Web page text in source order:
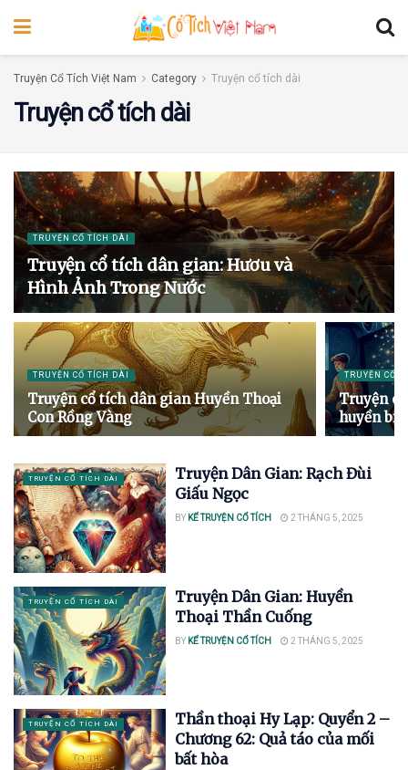
Truyện Cổ Tích Việt Nam Category Truyện cổ tích dài
Truyện cổ tích dài
TRUYỆN CỔ TÍCH DÀI
Truyện cổ tích dân gian: Hươu và
Hình Ảnh Trong Nước
TRUYỆN CỔ TÍCH DÀI
Truyện cổ tích dân gian Huyền Thoại
Con Rồng Vàng
TRUYỆN CỔ
Truyện
huyền bí
TRUYỆN CỔ TÍCH DÀI
Truyện Dân Gian: Rạch Đùi
Giấu Ngọc
BY KỂ TRUYỆN CỔ TÍCH 2 THÁNG 5, 2025
TRUYỆN CỔ TÍCH DÀI
Truyện Dân Gian: Huyền
Thoại Thần Cuống
BY KỂ TRUYỆN CỔ TÍCH 2 THÁNG 5, 2025
TRUYỆN CỔ TÍCH DÀI
Thần thoại Hy Lạp: Quyển 2 –
Chương 62: Quả táo của mối
bất hòa